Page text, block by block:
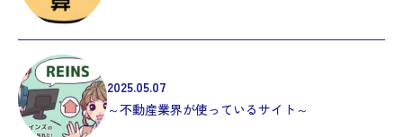
2025.05.07
～不動産業界が使っているサイト～